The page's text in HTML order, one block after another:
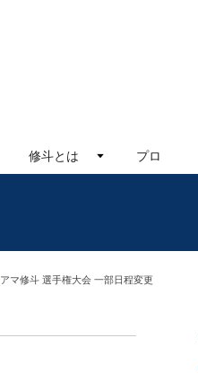
修斗とは プロ
アマ修斗 選手権大会 一部日程変更